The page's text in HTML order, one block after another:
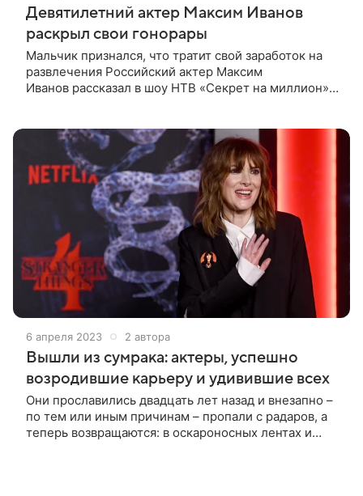
Девятилетний актер Максим Иванов
раскрыл свои гонорары
Мальчик признался, что тратит свой заработок на
развлечения Российский актер Максим
Иванов рассказал в шоу НТВ «Секрет на миллион»,
6 апреля 2023 2 автора
Вышли из сумрака: актеры, успешно
возродившие карьеру и удивившие всех
Они прославились двадцать лет назад и внезапно –
по тем или иным причинам – пропали с радаров, а
теперь возвращаются: в оскароносных лентах и